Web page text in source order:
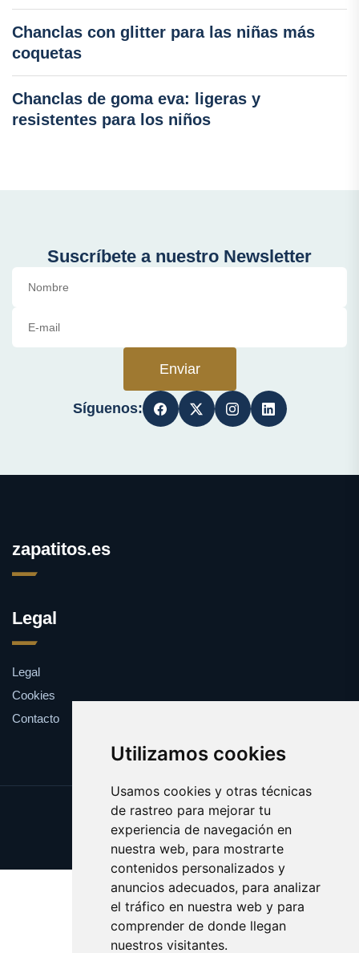
Utilizamos cookies
Usamos cookies y otras técnicas
de rastreo para mejorar tu
experiencia de navegación en
nuestra web, para mostrarte
contenidos personalizados y
anuncios adecuados, para analizar
el tráfico en nuestra web y para
comprender de donde llegan
nuestros visitantes.
Chanclas con glitter para las niñas más
coquetas
Chanclas de goma eva: ligeras y
resistentes para los niños
Suscríbete a nuestro Newsletter
Enviar
Síguenos:
zapatitos.es
Legal
Legal
Cookies
Contacto
Update cookies preferences
Copyright © 2025 zapatitos.es